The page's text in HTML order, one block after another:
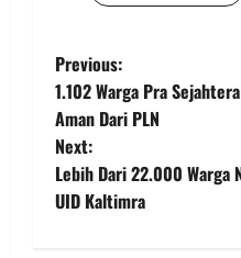
P
o
s
t
Previous:
1.102 Warga Pra
Aman Dari PLN
Next:
Lebih Dari 22.000 Warga
UID Kaltimra